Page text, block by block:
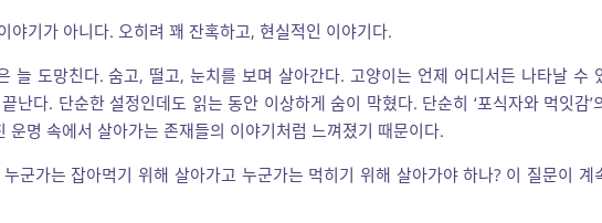
야기가 아니다. 오히려 꽤 잔혹하고, 현실적인 이야기다.
늘 도망친다. 숨고, 떨고, 눈치를 보며 살아간다. 고양이는 언제 어디서든 나타날 수
난다. 단순한 설정인데도 읽는 동안 이상하게 숨이 막혔다. 단순히 ‘포식자와 먹잇감’
운명 속에서 살아가는 존재들의 이야기처럼 느껴졌기 때문이다.
군가는 잡아먹기 위해 살아가고 누군가는 먹히기 위해 살아가야 하나? 이 질문이 계